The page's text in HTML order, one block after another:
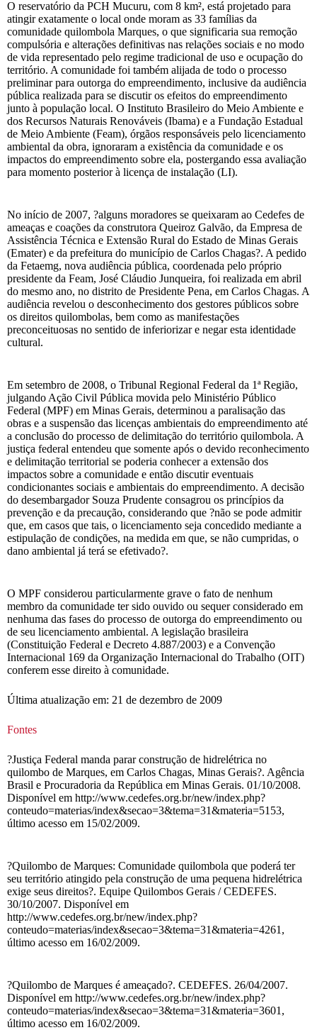
O reservatório da PCH Mucuru, com 8 km², está projetado para
atingir exatamente o local onde moram as 33 famílias da
comunidade quilombola Marques, o que significaria sua remoção
compulsória e alterações definitivas nas relações sociais e no modo
de vida representado pelo regime tradicional de uso e ocupação do
território. A comunidade foi também alijada de todo o processo
preliminar para outorga do empreendimento, inclusive da audiência
pública realizada para se discutir os efeitos do empreendimento
junto à população local. O Instituto Brasileiro do Meio Ambiente e
dos Recursos Naturais Renováveis (Ibama) e a Fundação Estadual
de Meio Ambiente (Feam), órgãos responsáveis pelo licenciamento
ambiental da obra, ignoraram a existência da comunidade e os
impactos do empreendimento sobre ela, postergando essa avaliação
para momento posterior à licença de instalação (LI).
No início de 2007, ?alguns moradores se queixaram ao Cedefes de
ameaças e coações da construtora Queiroz Galvão, da Empresa de
Assistência Técnica e Extensão Rural do Estado de Minas Gerais
(Emater) e da prefeitura do município de Carlos Chagas?. A pedido
da Fetaemg, nova audiência pública, coordenada pelo próprio
presidente da Feam, José Cláudio Junqueira, foi realizada em abril
do mesmo ano, no distrito de Presidente Pena, em Carlos Chagas. A
audiência revelou o desconhecimento dos gestores públicos sobre
os direitos quilombolas, bem como as manifestações
preconceituosas no sentido de inferiorizar e negar esta identidade
cultural.
Em setembro de 2008, o Tribunal Regional Federal da 1ª Região,
julgando Ação Civil Pública movida pelo Ministério Público
Federal (MPF) em Minas Gerais, determinou a paralisação das
obras e a suspensão das licenças ambientais do empreendimento até
a conclusão do processo de delimitação do território quilombola. A
justiça federal entendeu que somente após o devido reconhecimento
e delimitação territorial se poderia conhecer a extensão dos
impactos sobre a comunidade e então discutir eventuais
condicionantes sociais e ambientais do empreendimento. A decisão
do desembargador Souza Prudente consagrou os princípios da
prevenção e da precaução, considerando que ?não se pode admitir
que, em casos que tais, o licenciamento seja concedido mediante a
estipulação de condições, na medida em que, se não cumpridas, o
dano ambiental já terá se efetivado?.
O MPF considerou particularmente grave o fato de nenhum
membro da comunidade ter sido ouvido ou sequer considerado em
nenhuma das fases do processo de outorga do empreendimento ou
de seu licenciamento ambiental. A legislação brasileira
(Constituição Federal e Decreto 4.887/2003) e a Convenção
Internacional 169 da Organização Internacional do Trabalho (OIT)
conferem esse direito à comunidade.
Última atualização em: 21 de dezembro de 2009
Fontes
?Justiça Federal manda parar construção de hidrelétrica no
quilombo de Marques, em Carlos Chagas, Minas Gerais?. Agência
Brasil e Procuradoria da República em Minas Gerais. 01/10/2008.
Disponível em http://www.cedefes.org.br/new/index.php?
conteudo=materias/index&secao=3&tema=31&materia=5153,
último acesso em 15/02/2009.
?Quilombo de Marques: Comunidade quilombola que poderá ter
seu território atingido pela construção de uma pequena hidrelétrica
exige seus direitos?. Equipe Quilombos Gerais / CEDEFES.
30/10/2007. Disponível em
http://www.cedefes.org.br/new/index.php?
conteudo=materias/index&secao=3&tema=31&materia=4261,
último acesso em 16/02/2009.
?Quilombo de Marques é ameaçado?. CEDEFES. 26/04/2007.
Disponível em http://www.cedefes.org.br/new/index.php?
conteudo=materias/index&secao=3&tema=31&materia=3601,
último acesso em 16/02/2009.